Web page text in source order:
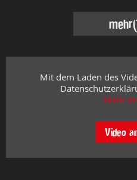
mehr
Mit dem Laden des
Mehr
Video